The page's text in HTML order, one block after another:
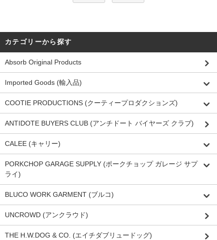
カテゴリーから探す
Absorb Original Products
Imported Goods (輸入品)
COOTIE PRODUCTIONS (クーティープロダクションズ)
ANTIDOTE BUYERS CLUB (アンチドート バイヤーズ クラブ)
CALEE (キャリー)
PORKCHOP GARAGE SUPPLY (ポークチョップ ガレージ サプ
ライ)
BLUCO WORK GARMENT (ブルコ)
UNCROWD (アンクラウド)
THE H.W.DOG & CO. (エイチダブリュードッグ)